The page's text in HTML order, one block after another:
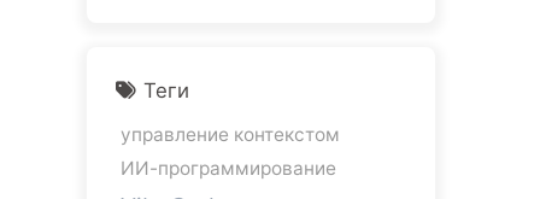
Теги
управление контекстом
ИИ-программирование